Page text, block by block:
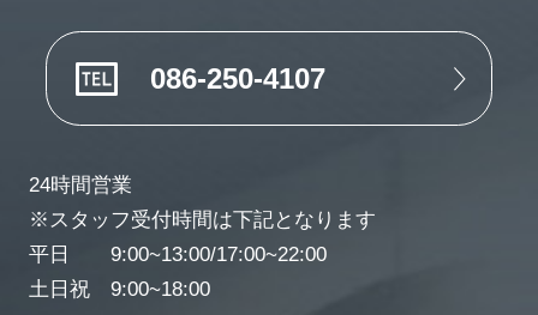
086-250-4107
24時間営業
※スタッフ受付時間は下記となります
平日 9:00~13:00/17:00~22:00
土日祝 9:00~18:00